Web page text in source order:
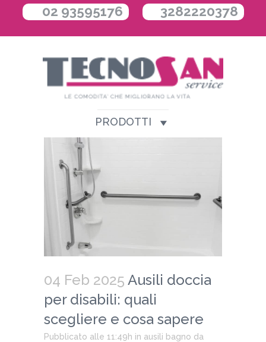
02 93595176 3282220378
PRODOTTI
04 Feb 2025 Ausili doccia
per disabili: quali
scegliere e cosa sapere
Pubblicato alle 11:49h in ausili bagno da